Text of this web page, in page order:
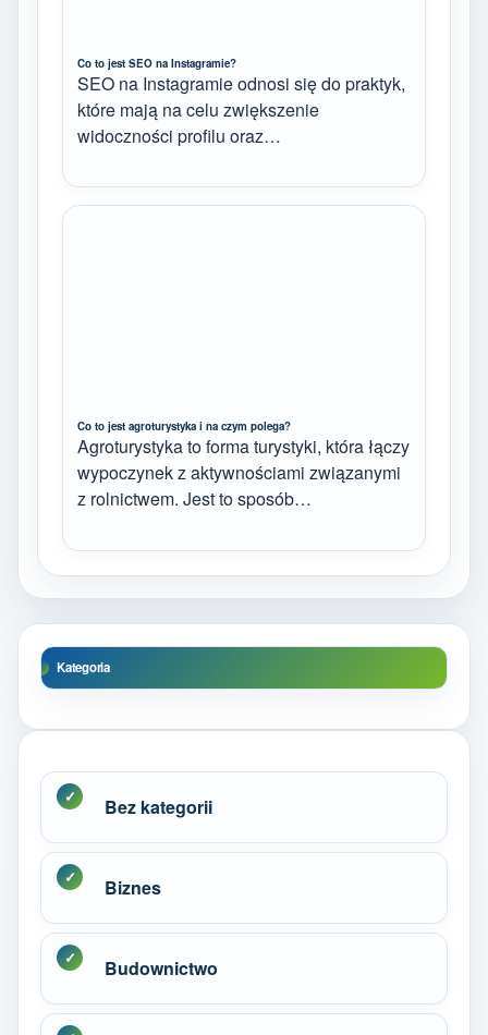
Co to jest SEO na Instagramie?
SEO na Instagramie odnosi się do praktyk,
które mają na celu zwiększenie
widoczności profilu oraz…
Co to jest agroturystyka i na czym polega?
Agroturystyka to forma turystyki, która łączy
wypoczynek z aktywnościami związanymi
z rolnictwem. Jest to sposób…
Kategoria
Bez kategorii
Biznes
Budownictwo